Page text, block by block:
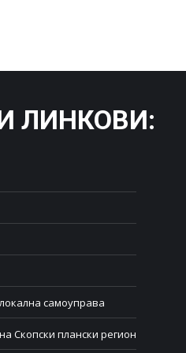
ЛИНКОВИ:
самоуправа
Скопски плански регион